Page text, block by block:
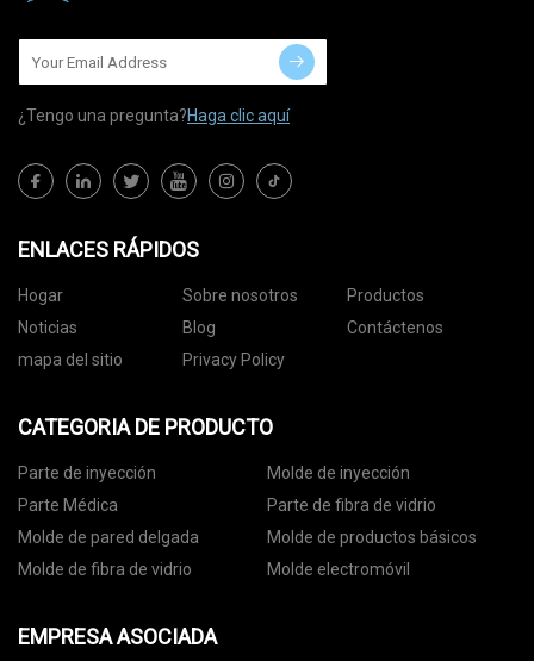
¿Tengo una pregunta?Haga clic aquí
ENLACES RÁPIDOS
Hogar Sobre nosotros
Productos
Noticias
Blog
Contáctenos
mapa del sitio
Privacy Policy
CATEGORIA DE PRODUCTO
Parte de inyección
Molde de inyección
Parte Médica
Parte de fibra de vidrio
Molde de pared delgada
Molde de productos básicos
Molde de fibra de vidrio
Molde electromóvil
EMPRESA ASOCIADA